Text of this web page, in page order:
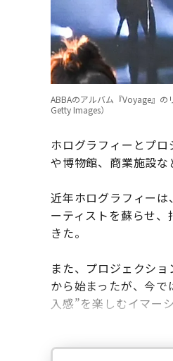
ABBAのアルバム『Voyage』
Getty Images）
ホログラフィーとプ
や博物館、商業施設
近年ホログラフィー
ーティストを蘇らせ
きた。
また、プロジェクシ
から始まったが、今
入感”を楽しむイマー